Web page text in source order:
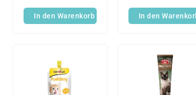
In den Warenkorb In den